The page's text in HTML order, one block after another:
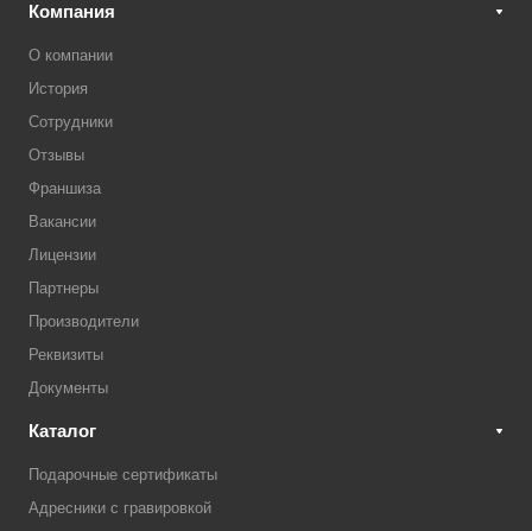
Компания
О компании
История
Сотрудники
Отзывы
Франшиза
Вакансии
Лицензии
Партнеры
Производители
Реквизиты
Документы
Каталог
Подарочные сертификаты
Адресники с гравировкой